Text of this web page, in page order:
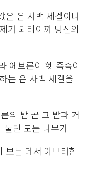
은 은 사백 세겔이나
가 되리이까 당신의
에브론이 헷 족속이
는 은 사백 세겔을
의 밭 곧 그 밭과 거
둘린 모든 나무가
보는 데서 아브라함